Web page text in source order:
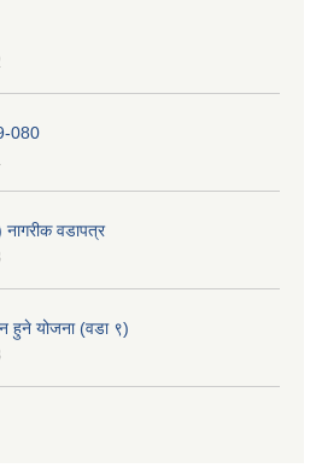
080
वडापत्र
हुने योजना (वडा ९)